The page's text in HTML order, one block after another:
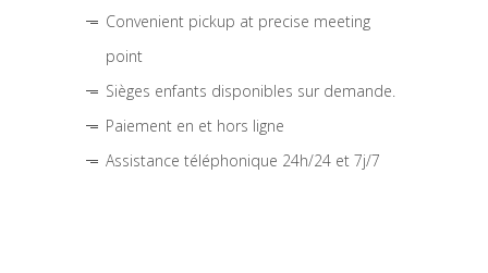
Convenient pickup at precise meeting
point
Sièges enfants disponibles sur demande.
Paiement en et hors ligne
Assistance téléphonique 24h/24 et 7j/7